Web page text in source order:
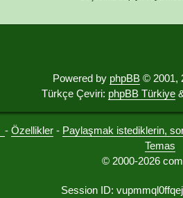
Powered by phpBB © 2001,
Türkçe Çeviri: phpBB Türkiye
- Özellikler - Paylaşmak istediklerin,
Temas
© 2000-2026
Session ID: